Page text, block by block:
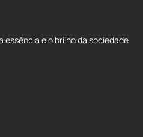
e o brilho da sociedade